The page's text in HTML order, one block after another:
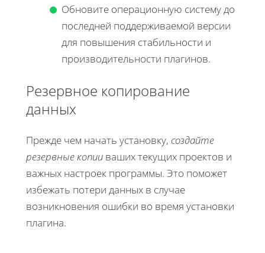
Обновите операционную систему до
последней поддерживаемой версии
для повышения стабильности и
производительности плагинов.
Резервное копирование
данных
Прежде чем начать установку, создайте
резервные копии ваших текущих проектов и
важных настроек программы. Это поможет
избежать потери данных в случае
возникновения ошибки во время установки
плагина.